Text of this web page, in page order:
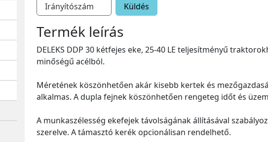
Küldés
Termék leírás
DELEKS DDP 30 kétfejes eke, 25-40 LE teljesítményű
minőségű acélból.
Méretének köszönhetően akár kisebb kertek és
alkalmas. A dupla fejnek köszönhetően rengeteg időt és
A munkaszélesség ekefejek távolságának állításával
szerelve. A támasztó kerék opcionálisan rendelhető.